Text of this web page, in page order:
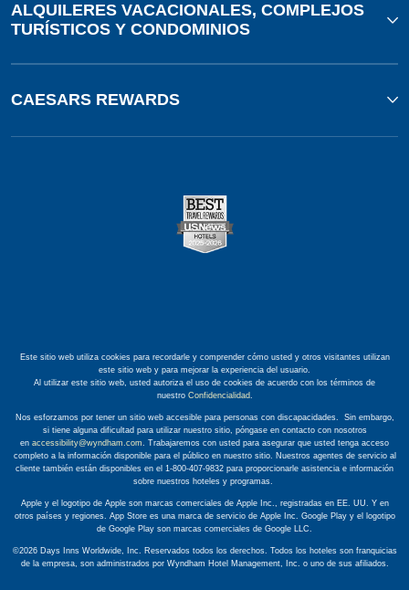
ALQUILERES VACACIONALES, COMPLEJOS
TURÍSTICOS Y CONDOMINIOS
CAESARS REWARDS
Este sitio web utiliza cookies para recordarle y comprender cómo usted y otros visitantes utilizan
este sitio web y para mejorar la experiencia del usuario.
Al utilizar este sitio web, usted autoriza el uso de cookies de acuerdo con los términos de
nuestro Confidencialidad.
Nos esforzamos por tener un sitio web accesible para personas con discapacidades. Sin embargo,
si tiene alguna dificultad para utilizar nuestro sitio, póngase en contacto con nosotros
en accessibility@wyndham.com. Trabajaremos con usted para asegurar que usted tenga acceso
completo a la información disponible para el público en nuestro sitio. Nuestros agentes de servicio al
cliente también están disponibles en el 1-800-407-9832 para proporcionarle asistencia e información
sobre nuestros hoteles y programas.
Apple y el logotipo de Apple son marcas comerciales de Apple Inc., registradas en EE. UU. Y en
otros países y regiones. App Store es una marca de servicio de Apple Inc. Google Play y el logotipo
de Google Play son marcas comerciales de Google LLC.
©2026 Days Inns Worldwide, Inc. Reservados todos los derechos. Todos los hoteles son franquicias
de la empresa, son administrados por Wyndham Hotel Management, Inc. o uno de sus afiliados.